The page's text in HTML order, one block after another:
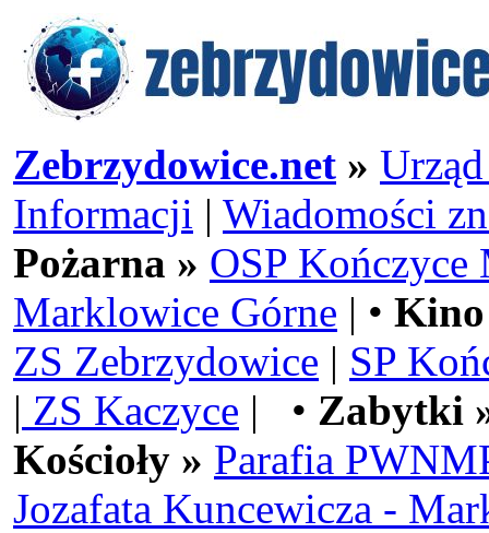
Zebrzydowice.net »
Informacji | Wiadomości
Pożarna » OSP Kończyce
Marklowice Górne | •
ZS Zebrzydowice | SP
| ZS Kaczyce | • Zabytki
Kościoły » Parafia
Jozafata Kuncewicza -